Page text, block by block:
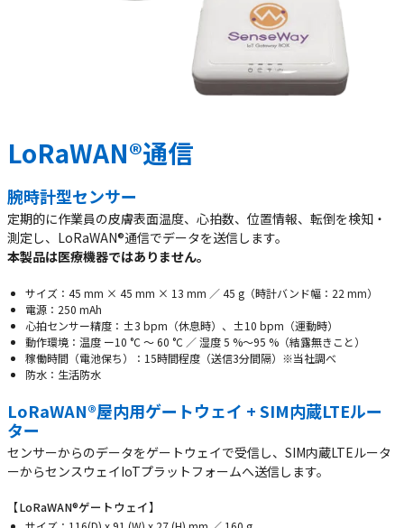
LoRaWAN®通信
腕時計型センサー
定期的に作業員の⽪膚表⾯温度、⼼拍数、位置情報、転倒を検知‧
測定し、LoRaWAN®通信でデータを送信します。
本製品は医療機器ではありません。
サイズ：45 mm × 45 mm × 13 mm ∕ 45 g（時計バンド幅：22 mm）
電源：250 mAh
⼼拍センサー精度：±3 bpm（休息時）、±10 bpm（運動時）
動作環境：温度 ー10 °C 〜 60 °C ∕ 湿度 5 %〜95 %（結露無きこと）
稼働時間（電池保ち）：15時間程度（送信3分間隔）※当社調べ
防⽔：⽣活防⽔
LoRaWAN®屋内⽤ゲートウェイ + SIM内蔵LTEルー
ター
センサーからのデータをゲートウェイで受信し、SIM内蔵LTEルータ
ーからセンスウェイIoTプラットフォームへ送信します。
【LoRaWAN®ゲートウェイ】